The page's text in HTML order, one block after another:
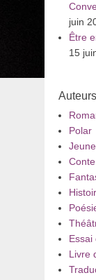
juin
Être
15
Polar
Essai
Livre